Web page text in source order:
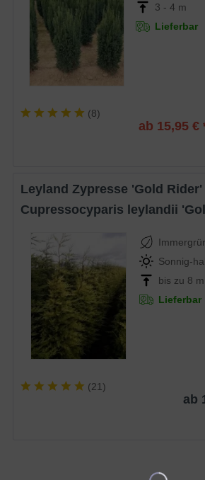
3 - 4 m
Lieferbar
(8)
ab 15,95 €
Leyland Zypresse 'Gold Rider'
Cupressocyparis leylandii
Sonnig-
bis zu 8 m
Lieferbar
(21)
ab